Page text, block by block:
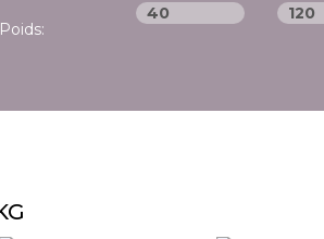
Poids: